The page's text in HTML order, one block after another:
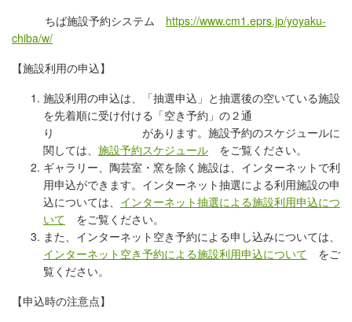
ちば施設予約システム https://www.cm1.eprs.jp/yoyaku-
chiba/w/
【施設利用の申込】
施設利用の申込は、「抽選申込」と抽選後の空いている施設
を先着順に受け付ける「空き予約」の２通
り があります。施設予約のスケジュールに
関しては、 施設予約スケジュール をご覧ください。
ギャラリー、陶芸室・窯を除く施設は、インターネットで利
用申込ができます。インターネット抽選による利用施設の申
込については、 インターネット抽選による施設利用申込につ
いて をご覧ください。
また、インターネット空き予約による申し込みについては、
インターネット空き予約による施設利用申込について をご
覧ください。
【申込時の注意点】